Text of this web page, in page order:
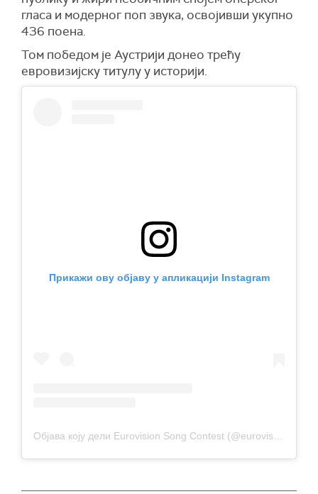
гласа и модерног поп звука, освојивши укупно
436 поена.
Том победом је Аустрији донео трећу
евровизијску титулу у историји.
Прикажи ову објаву у апликацији Instagram
Објава коју дели Eurovision Song Contest (@eurovision)